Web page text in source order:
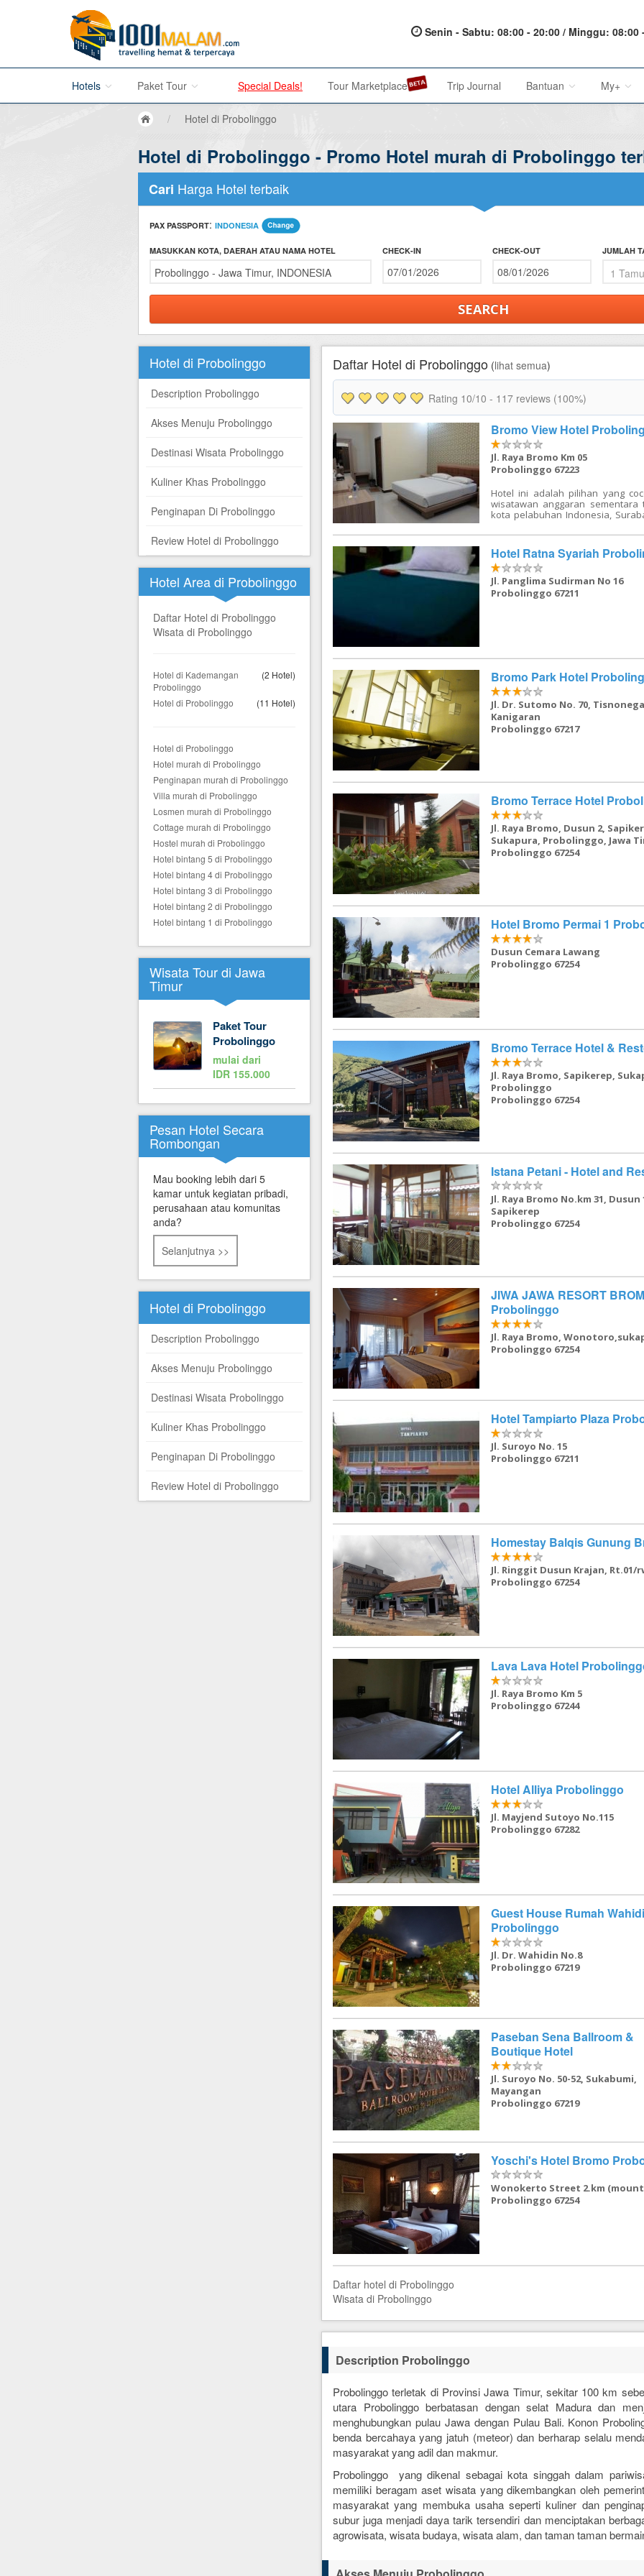
Senin - Sabtu: 08:00 - 20:00 / Minggu: 08:00
Hotels
Hotel di Bandung
Hotel di Yogyakarta
Hotel di Solo (Surakarta)
Hotel di Semarang
Paket Tour
Promo Paket Tour Wisata
Tour di Bromo
Tour di Banyuwangi
Tour di Bali
Tour di Yogya
Tour di Komodo
Tour di Lombok
Tour di Flores
Tour di Danau Toba, Medan
Tour di Singapore
Special Deals! Tour Marketplace Trip Journal Bantuan
About Us
Terms of Service
Karir@1001malam
Saran & Keluhan
FAQ
My+
My
/ Hotel di Probolinggo
Hotel di Probolinggo - Promo Hotel murah di Probolinggo
Cari Harga Hotel terbaik
PAX PASSPORT: INDONESIA
MASUKKAN KOTA, DAERAH ATAU NAMA HOTEL CHECK-IN CHECK-OUT JUMLAH
Hotel di Probolinggo
Description Probolinggo
Akses Menuju Probolinggo
Destinasi Wisata Probolinggo
Kuliner Khas Probolinggo
Penginapan Di Probolinggo
Review Hotel di Probolinggo
Hotel Area di Probolinggo
Daftar Hotel di Probolinggo
Wisata di Probolinggo
Hotel di Kademangan
Probolinggo
(2 Hotel)
Hotel di Probolinggo (11 Hotel)
Hotel di Probolinggo
Hotel murah di Probolinggo
Penginapan murah di Probolinggo
Villa murah di Probolinggo
Losmen murah di Probolinggo
Cottage murah di Probolinggo
Hostel murah di Probolinggo
Hotel bintang 5 di Probolinggo
Hotel bintang 4 di Probolinggo
Hotel bintang 3 di Probolinggo
Hotel bintang 2 di Probolinggo
Hotel bintang 1 di Probolinggo
Wisata Tour di Jawa
Timur
Paket Tour
Probolinggo
mulai dari
IDR 155.000
Pesan Hotel Secara
Rombongan
Mau booking lebih dari 5
kamar untuk kegiatan pribadi,
perusahaan atau komunitas
anda?
Selanjutnya >>
Hotel di Probolinggo
Description Probolinggo
Akses Menuju Probolinggo
Destinasi Wisata Probolinggo
Kuliner Khas Probolinggo
Penginapan Di Probolinggo
Review Hotel di Probolinggo
Daftar Hotel di Probolinggo (lihat semua)
Rating 10/10 - 117 reviews (100%)
Bromo View Hotel
Jl. Raya Bromo Km 05
Probolinggo 67223
Hotel ini adalah pilihan yang
wisatawan anggaran sementara
kota pelabuhan Indonesia,
Indonesia dan dengan hotel
wisatawan akan merasa
menjelajahi kota sejarah dan
Menyewa sepeda dari hotel
yang lebih
menjelajahi kota pada
sendiri. Beberapa tempat
mengunjungi Surabaya.
aman online kami membuat
kamar Anda di Hotel
Surabaya sederhana - cukup
yang Anda inginkan dan klik.
Hotel Ratna Syariah
Jl. Panglima Sudirman No 16
Probolinggo 67211
Bromo Park Hotel
Jl. Dr. Sutomo No. 70,
Kanigaran
Probolinggo 67217
Bromo Terrace Hotel
Jl. Raya Bromo, Dusun 2,
Sukapura, Probolinggo, Jawa
Probolinggo 67254
Hotel Bromo Permai 1
Dusun Cemara Lawang
Probolinggo 67254
Bromo Terrace Hotel &
Jl. Raya Bromo, Sapikerep,
Probolinggo
Probolinggo 67254
Istana Petani - Hotel and
Jl. Raya Bromo No.km 31, Dusun
Sapikerep
Probolinggo 67254
JIWA JAWA RESORT
Probolinggo
Jl. Raya Bromo,
Probolinggo 67254
Hotel Tampiarto Plaza
Jl. Suroyo No. 15
Probolinggo 67211
Homestay Balqis Gunung
Jl. Ringgit Dusun Krajan, Rt.01/
Probolinggo 67254
Lava Lava Hotel
Jl. Raya Bromo Km 5
Probolinggo 67244
Hotel Alliya Probolinggo
Jl. Mayjend Sutoyo No.115
Probolinggo 67282
Guest House Rumah
Probolinggo
Jl. Dr. Wahidin No.8
Probolinggo 67219
Paseban Sena Ballroom &
Boutique Hotel
Jl. Suroyo No. 50-52, Sukabumi,
Mayangan
Probolinggo 67219
Yoschi's Hotel Bromo
Wonokerto Street 2.km
Probolinggo 67254
Daftar hotel di Probolinggo
Wisata di Probolinggo
Description Probolinggo
Probolinggo terletak di Provinsi Jawa Timur, sekitar 100 km
utara Probolinggo berbatasan dengan selat Madura dan
menghubungkan pulau Jawa dengan Pulau Bali. Konon
benda bercahaya yang jatuh (meteor) dan berharap selalu
masyarakat yang adil dan makmur.
Probolinggo yang dikenal sebagai kota singgah dalam
memiliki beragam aset wisata yang dikembangkan oleh
masyarakat yang membuka usaha seperti kuliner dan
subur juga menjadi daya tarik tersendiri dan menciptakan
agrowisata, wisata budaya, wisata alam, dan taman taman